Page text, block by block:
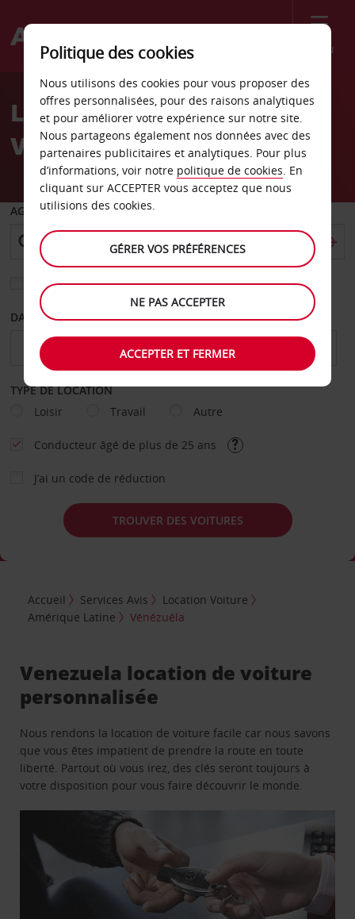
Menu
Welcome
AvisLocation de voiture
Venezuela
AGENCE DE DÉPART
Sélectionnez une autre agence de retour
DATE DE DÉPART DATE DE RETOUR
TYPE DE LOCATION
Loisir
Travail Autre
Conducteur âgé de plus de 25 ans
J’ai un code de réduction
TROUVER DES VOITURES
Accueil Services Avis
Location Voiture
Amérique Latine
Vénézuéla
Venezuela location de voiture
personnalisée
Nous rendons la location de voiture facile car nous savons
que vous êtes impatient de prendre la route en toute
liberté. Partout où vous irez, des clés seront toujours à
votre disposition pour vous faire découvrir le monde.
Politique des cookies
Nous utilisons des cookies pour vous proposer des
offres personnalisées, pour des raisons analytiques
et pour améliorer votre expérience sur notre site.
Nous partageons également nos données avec des
partenaires publicitaires et analytiques. Pour plus
d’informations, voir notre politique de cookies. En
cliquant sur ACCEPTER vous acceptez que nous
utilisions des cookies.
GÉRER VOS PRÉFÉRENCES
NE PAS ACCEPTER
ACCEPTER ET FERMER